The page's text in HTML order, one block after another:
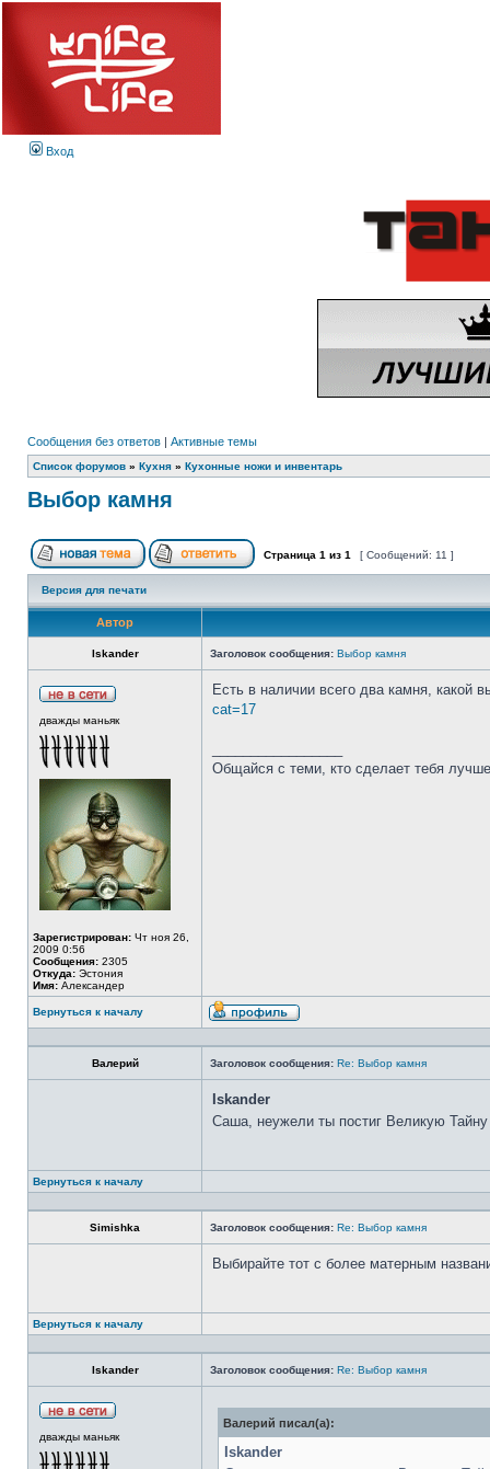
Вход
Сообщения без ответов | Активные темы
Список форумов » Кухня » Кухонные ножи и инвентарь
Выбор камня
Страница 1 из 1 [ Сообщений: 11 ]
Версия для печати
Автор
Iskander Заголовок сообщения: Выбор камня
дважды маньяк
Зарегистрирован: Чт ноя 26,
2009 0:56
Сообщения: 2305
Откуда: Эстония
Имя: Александер
Есть в наличии всего два камня, какой
cat=17
Общайся с теми, кто сделает тебя
Вернуться к началу
Валерий Заголовок сообщения: Re: Выбор камня
Iskander
Саша, неужели ты постиг Великую
Вернуться к началу
Simishka Заголовок сообщения: Re: Выбор камня
Выбирайте тот с более матерным
Вернуться к началу
Iskander Заголовок сообщения: Re: Выбор камня
дважды маньяк
Валерий писал(а):
Iskander